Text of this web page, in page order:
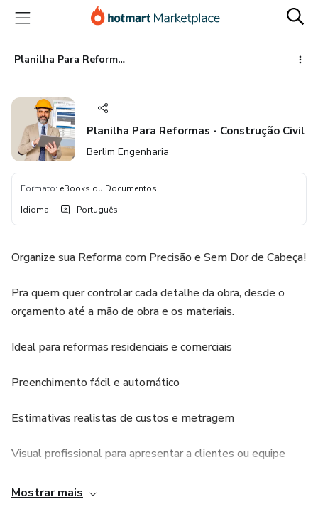
para
conteúdo
principal
para
pagamento
para
rodapé
Planilha Para Reformas - Construção Civil
Planilha Para Reformas - Construção Civil
Berlim Engenharia
Formato: eBooks ou Documentos
Idioma: Português
Organize sua Reforma com Precisão e Sem Dor de Cabeça!
Pra quem quer controlar cada detalhe da obra, desde o
orçamento até a mão de obra e os materiais.
Ideal para reformas residenciais e comerciais
Preenchimento fácil e automático
Estimativas realistas de custos e metragem
Visual profissional para apresentar a clientes ou equipe
Mostrar mais